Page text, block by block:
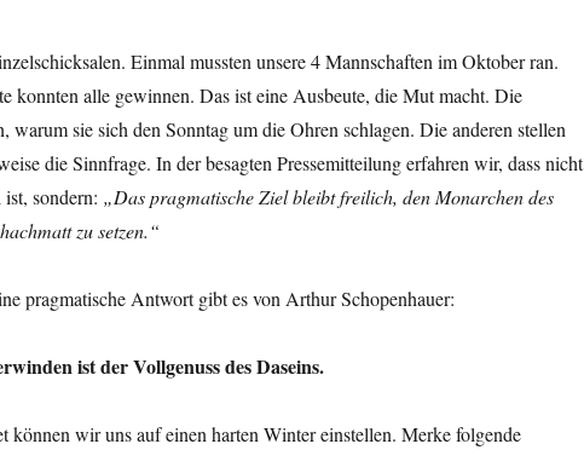
Einmal mussten unsere 4 Mannschaften im Oktober ran.
konnten alle gewinnen. Das ist eine Ausbeute, die Mut macht. Die
warum sie sich den Sonntag um die Ohren schlagen. Die anderen stellen
die Sinnfrage. In der besagten Pressemitteilung erfahren wir, dass nicht
sondern: „Das pragmatische Ziel bleibt freilich, den Monarchen des
zu setzen.“
pragmatische Antwort gibt es von Arthur Schopenhauer:
ist der Vollgenuss des Daseins.
können wir uns auf einen harten Winter einstellen. Merke folgende